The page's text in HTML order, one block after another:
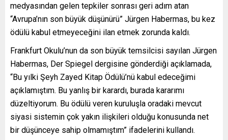
medyasından gelen tepkiler sonrası geri adım atan
“Avrupa’nın son büyük düşünürü” Jürgen Habermas, bu kez
ödülü kabul etmeyeceğini ilan etmek zorunda kaldı.
Frankfurt Okulu’nun da son büyük temsilcisi sayılan Jürgen
Habermas, Der Spiegel dergisine gönderdiği açıklamada,
“Bu yılki Şeyh Zayed Kitap Ödülü’nü kabul edeceğimi
açıklamıştım. Bu yanlış bir karardı, burada kararımı
düzeltiyorum. Bu ödülü veren kuruluşla oradaki mevcut
siyasi sistemin çok yakın ilişkileri olduğu konusunda net
bir düşünceye sahip olmamıştım” ifadelerini kullandı.